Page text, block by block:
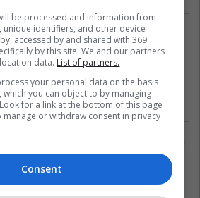
dëshiron të realizojë album
Jay-Z
do të dënohen ata që ndezin
be processed and information from
unique identifiers, and other device
accessed by and shared with 369
by this site. We and our partners
data. List of partners.
your personal data on the basis
you can object to by managing
for a link at the bottom of this page
manage or withdraw consent in privacy
Consent